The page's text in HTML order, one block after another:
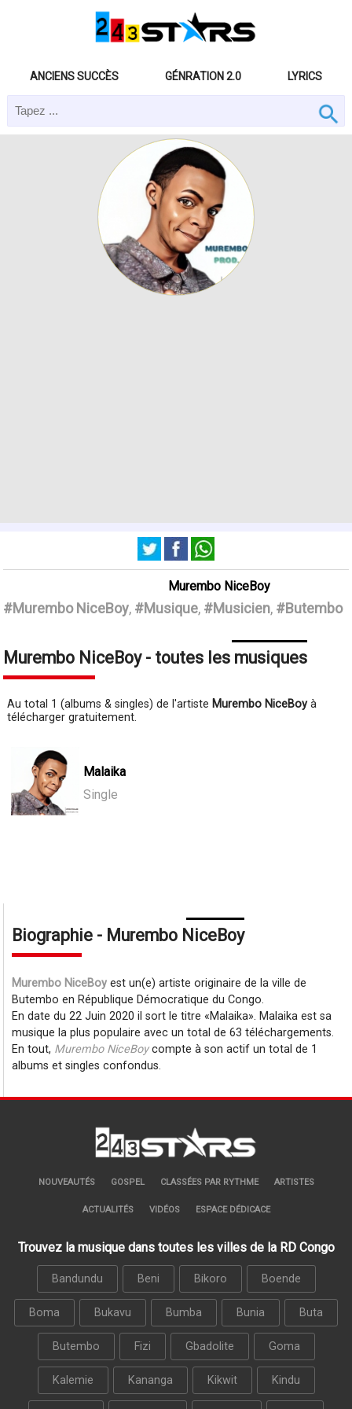
ANCIENS SUCCÈS GÉNRATION 2.0 LYRICS
Murembo NiceBoy
#Murembo NiceBoy, #Musique, #Musicien, #Butembo
Murembo NiceBoy - toutes les musiques
Au total 1 (albums & singles) de l'artiste Murembo NiceBoyà
télécharger gratuitement.
Malaika
Single
Biographie - Murembo NiceBoy
Murembo NiceBoy est un(e) artiste originaire de la ville de
Butembo en République Démocratique du Congo.
En date du 22 Juin 2020 il sort le titre Malaika . Malaika est sa
musique la plus populaire avec un total de 63 téléchargements.
En tout, Murembo NiceBoycompte à son actif un total de 1
albums et singles confondus.
NOUVEAUTÉS GOSPEL CLASSÉES PAR RYTHME ARTISTES
ACTUALITÉS VIDÉOS ESPACE DÉDICACE
Trouvez la musique dans toutes les villes de la RD Congo
Bandundu Beni Bikoro Boende
Boma Bukavu Bumba Bunia Buta
Butembo Fizi Gbadolite Goma
Kalemie Kananga Kikwit Kindu